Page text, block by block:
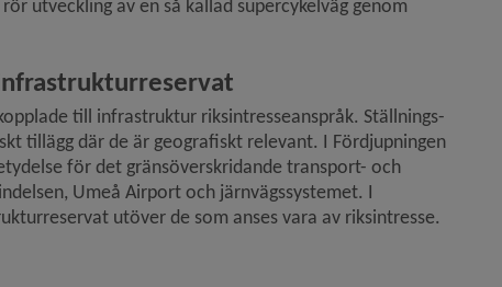
utveckling av en så kallad supercykelväg genom
till infrastruktur riksintresseanspråk. Ställnings­
tillägg där de är geografiskt relevant. I Fördjupningen
för det gränsöverskridande transport- och
Umeå Airport och järnvägssystemet. I
utöver de som anses vara av riksintresse.